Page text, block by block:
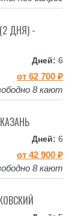
6
ДНЯ) -
от 62 700 ₽
8 кают
6
от 42 900 ₽
8 кают